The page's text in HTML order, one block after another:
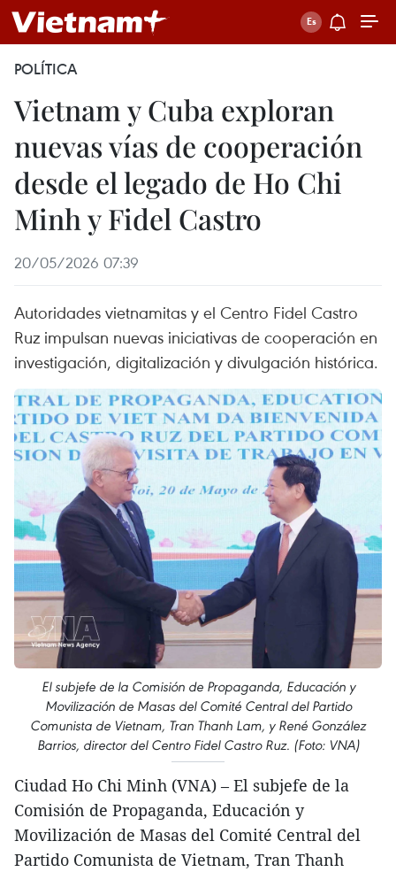
POLÍTICA
Vietnam y Cuba exploran
nuevas vías de cooperación
desde el legado de Ho Chi
Minh y Fidel Castro
20/05/2026 07:39
Autoridades vietnamitas y el Centro Fidel Castro
Ruz impulsan nuevas iniciativas de cooperación en
investigación, digitalización y divulgación histórica.
El subjefe de la Comisión de Propaganda, Educación y
Movilización de Masas del Comité Central del Partido
Comunista de Vietnam, Tran Thanh Lam, y René González
Barrios, director del Centro Fidel Castro Ruz. (Foto: VNA)
Ciudad Ho Chi Minh (VNA) – El subjefe de la
Comisión de Propaganda, Educación y
Movilización de Masas del Comité Central del
Partido Comunista de Vietnam, Tran Thanh